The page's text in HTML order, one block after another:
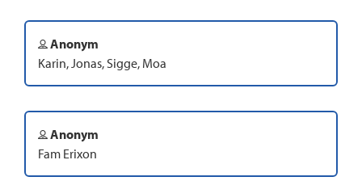
Anonym
Karin, Jonas, Sigge, Moa
Anonym
Fam Erixon